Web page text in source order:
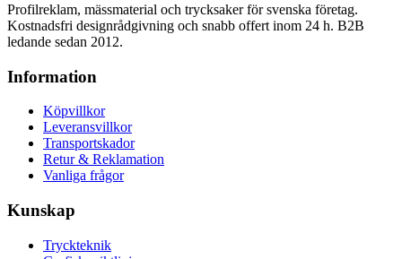
Profilreklam, mässmaterial och trycksaker för svenska företag.
Kostnadsfri designrådgivning och snabb offert inom 24 h. B2B
ledande sedan 2012.
Information
Köpvillkor
Leveransvillkor
Transportskador
Retur & Reklamation
Vanliga frågor
Kunskap
Tryckteknik